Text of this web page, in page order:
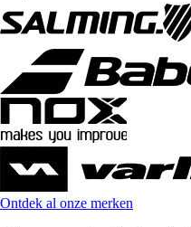
Ontdek al onze merken